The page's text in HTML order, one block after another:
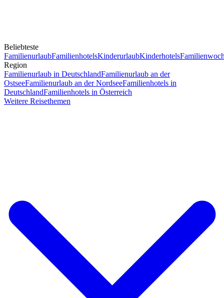
Beliebteste
FamilienurlaubFamilienhotelsKinderurlaubKinderhotels
Region
Familienurlaub in DeutschlandFamilienurlaub an der
OstseeFamilienurlaub an der NordseeFamilienhotels in
DeutschlandFamilienhotels in Österreich
Weitere Reisethemen